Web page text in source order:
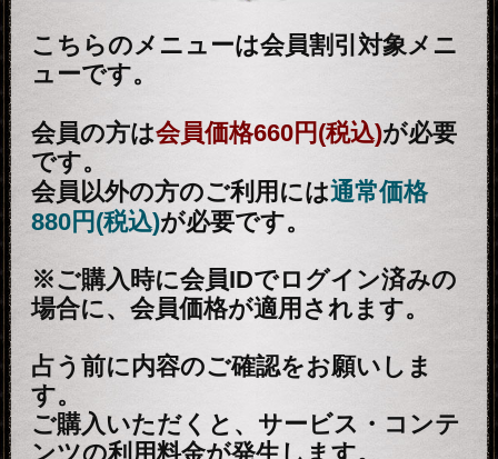
新着リリースコンテンツ
最新
インスピレーション｜運命好転/悲
願叶/瞬間霊察で全看破◆嬉野つば
さ
2026年8月6月追加
就【運命正し現実変える神霊力】
月香
1万人絶賛【本音/現実/日付】48星
ル | みのり -MINORI-
2026年7月30月追加